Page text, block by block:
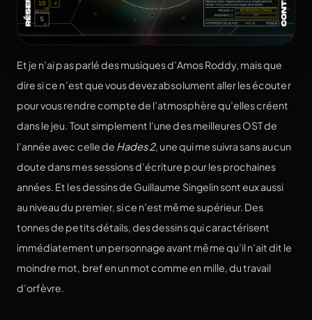
Et je n’ai pas parlé des musiques d’Amos Roddy, mais que
dire si ce n’est que vous devez absolument aller les écouter
pour vous rendre compte de l’atmosphère qu’elles créent
dans le jeu. Tout simplement l’une des meilleures OST de
l’année avec celle de Hades 2, une qui me suivra sans aucun
doute dans mes sessions d’écriture pour les prochaines
années. Et les dessins de Guillaume Singelin sont eux aussi
au niveau du premier, si ce n’est même supérieur. Des
tonnes de petits détails, des dessins qui caractérisent
immédiatement un personnage avant même qu’il n’ait dit le
moindre mot, bref en un mot comme en mille, du travail
d’orfèvre.